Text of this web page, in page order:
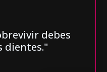
debes
dientes."